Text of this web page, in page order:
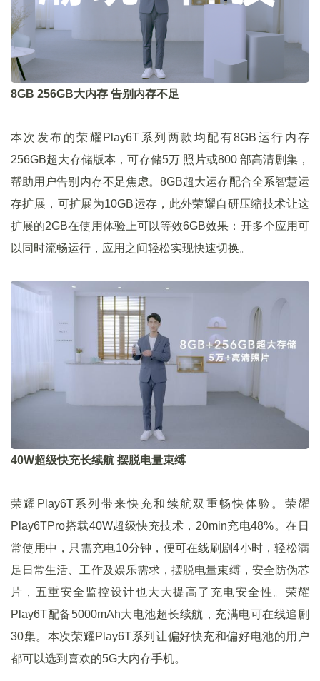
8GB 256GB大内存 告别内存不足
本次发布的荣耀Play6T系列两款均配有8GB运行内存
256GB超大存储版本，可存储5万 照片或800 部高清剧集，
帮助用户告别内存不足焦虑。8GB超大运存配合全系智慧运
存扩展，可扩展为10GB运存，此外荣耀自研压缩技术让这
扩展的2GB在使用体验上可以等效6GB效果：开多个应用可
以同时流畅运行，应用之间轻松实现快速切换。
40W超级快充长续航 摆脱电量束缚
荣耀Play6T系列带来快充和续航双重畅快体验。荣耀
Play6TPro搭载40W超级快充技术，20min充电48%。在日
常使用中，只需充电10分钟，便可在线刷剧4小时，轻松满
足日常生活、工作及娱乐需求，摆脱电量束缚，安全防伪芯
片，五重安全监控设计也大大提高了充电安全性。荣耀
Play6T配备5000mAh大电池超长续航，充满电可在线追剧
30集。本次荣耀Play6T系列让偏好快充和偏好电池的用户
都可以选到喜欢的5G大内存手机。